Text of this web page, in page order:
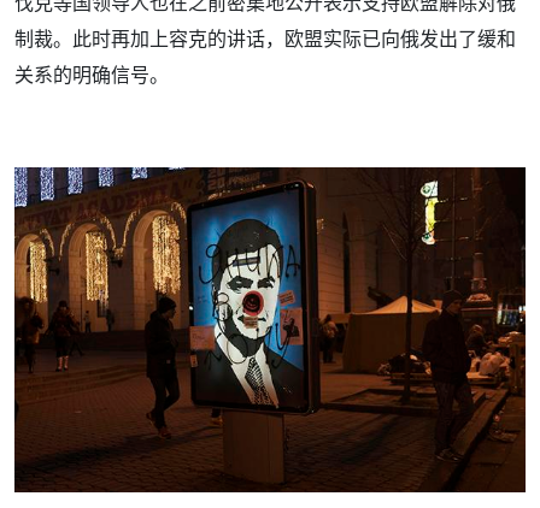
制裁。此时再加上容克的讲话，欧盟实际已向俄发出了缓和
关系的明确信号。